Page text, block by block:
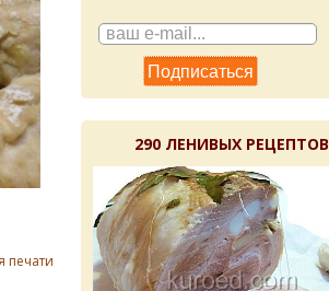
печати
290 ЛЕНИВЫХ РЕЦЕПТОВ